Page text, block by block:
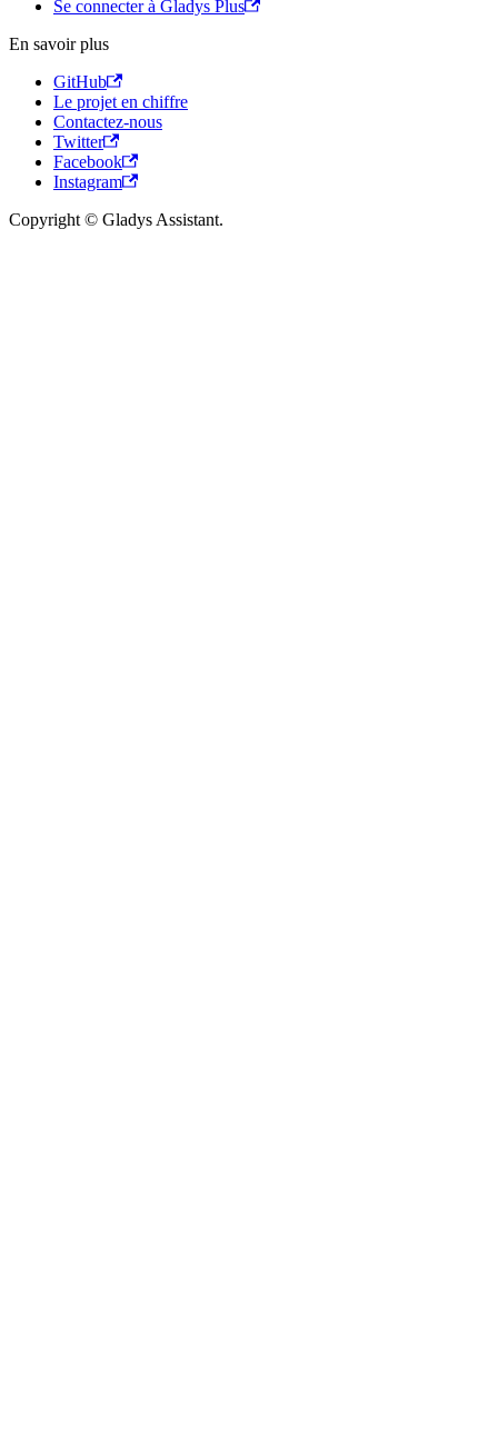
Se connecter à Gladys Plus
En savoir plus
GitHub
Le projet en chiffre
Contactez-nous
Twitter
Facebook
Instagram
Copyright © Gladys Assistant.